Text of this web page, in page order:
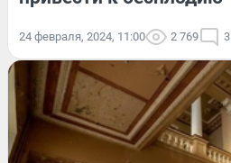
24 февраля, 2024, 11:00 2 769 3